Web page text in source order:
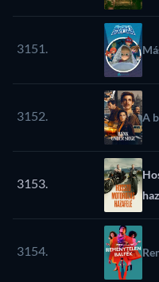
3151.
3152. A
3153.
3154.